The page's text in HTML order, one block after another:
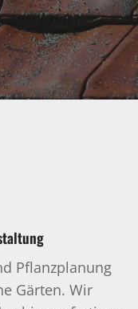
Pflanzplanung
Gärten. Wir